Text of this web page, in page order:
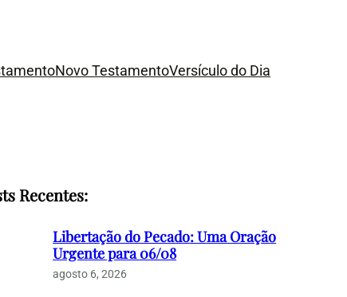
Novo TestamentoVersículo do Dia
Recentes:
Libertação do Pecado: Uma Oração
Urgente para 06/08
agosto 6, 2026